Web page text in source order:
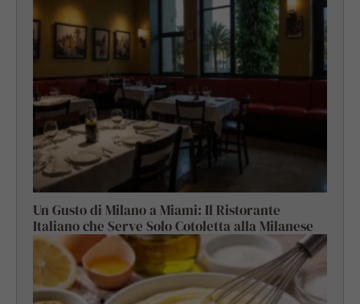
Un Gusto di Milano a Miami: Il Ristorante
Italiano che Serve Solo Cotoletta alla Milanese